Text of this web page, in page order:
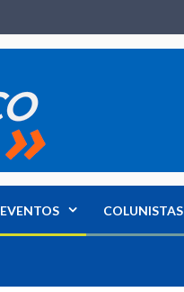
EVENTOS COLUNISTAS